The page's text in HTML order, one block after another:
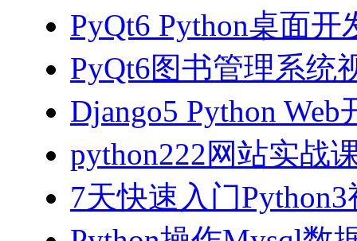
PyQt6 Python桌面开
PyQt6图书管理系统
Django5 Python
python222网站实战
7天快速入门